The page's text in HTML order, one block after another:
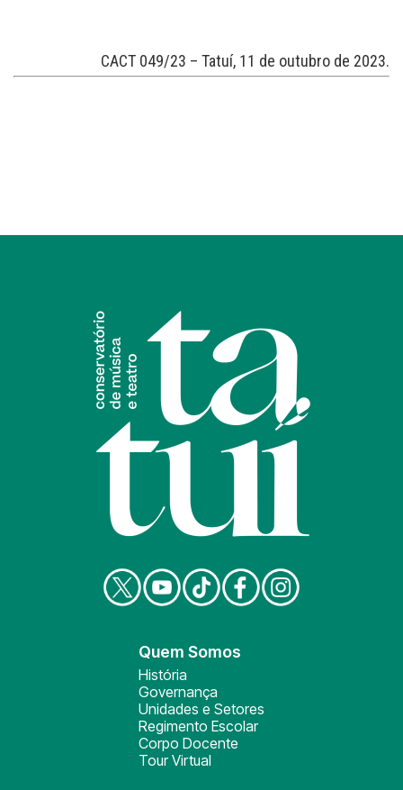
CACT 049/23 – Tatuí, 11 de outubro de 2023.
Quem Somos
História
Governança
Unidades e Setores
Regimento Escolar
Corpo Docente
Tour Virtual